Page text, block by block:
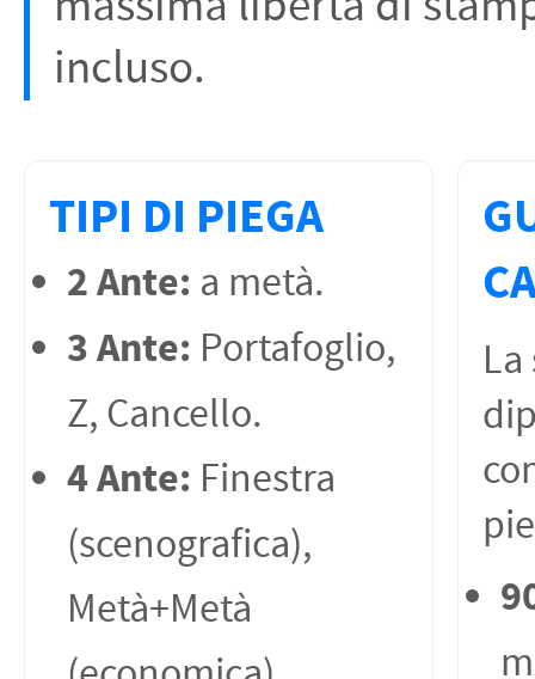
incluso.
TIPI DI PIEGA
2 Ante: a metà.
3 Ante: Portafoglio,
Z, Cancello.
4 Ante: Finestra
(scenografica),
Metà+Metà